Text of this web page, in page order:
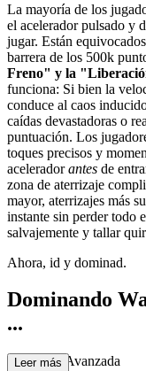
La mayoría de los
el acelerador pulsado y
jugar. Están
barrera de los 500k
Freno" y la
funciona: Si bien la
conduce al caos
caídas devastadoras o
puntuación. Los
toques precisos y
aceleradorantes de
zona de aterrizaje
mayor, aterrizajes más
instante sin perder todo
salvajemente y tallar
Ahora, id y dominad.
Dominando
...
Estrategia Avanzada
Leer más